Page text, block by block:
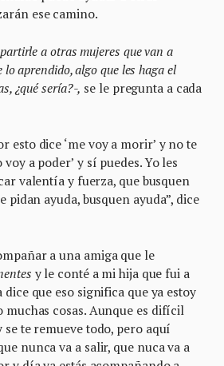
ese camino.
a otras mujeres que van a
lo aprendido, algo que les haga el
¿qué sería?-, se le pregunta a cada
esto dice ‘me voy a morir’ y no te
voy a poder’ y sí puedes. Yo les
valentía y fuerza, que busquen
pidan ayuda, busquen ayuda”, dice
a una amiga que le
y le conté a mi hija que fui a
que eso significa que ya estoy
muchas cosas. Aunque es difícil
se te remueve todo, pero aquí
nunca va a salir, que nuca va a